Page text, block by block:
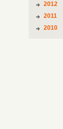
2012
2011
2010